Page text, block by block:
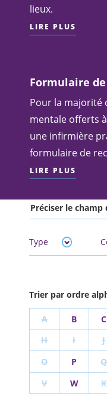
lieux.
LIRE PLUS
Formulaire
Pour la majorité
mentale offerts
une infirmière
formulaire de
LIRE PLUS
Préciser le champ
Type
Trier par ordre
A B C
H
I J
O
P Q
V
W X